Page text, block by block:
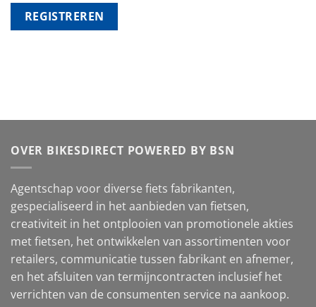
REGISTREREN
OVER BIKESDIRECT POWERED BY BSN
Agentschap voor diverse fiets fabrikanten,
gespecialiseerd in het aanbieden van fietsen,
creativiteit in het ontplooien van promotionele akties
met fietsen, het ontwikkelen van assortimenten voor
retailers, communicatie tussen fabrikant en afnemer,
en het afsluiten van termijncontracten inclusief het
verrichten van de consumenten service na aankoop.